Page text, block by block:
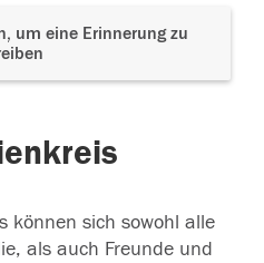
um eine Erinnerung zu
können sich sowohl alle
als auch Freunde und